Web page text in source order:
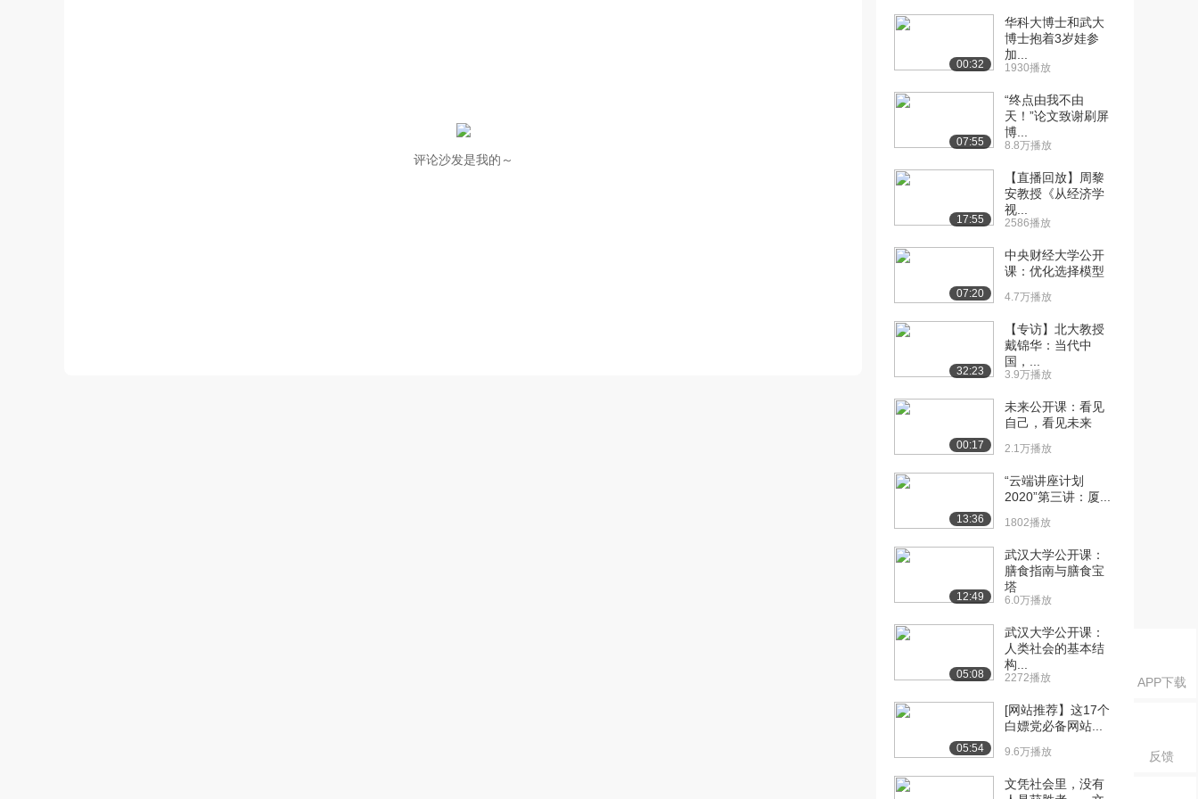
APP下载
反馈
评论沙发是我的～
[10] 武汉大学公开课：防
07:33
[11] 武汉大学公开课：防
[12] 武汉大学公开课：时
04:34
尚大师为你支招二
尚大师为你支招三
你的健康保驾护航...
[16] 武汉大学公开课：为
你的健康保驾护航...
[17] 武汉大学公开课：为
你的健康保驾护航...
2.0万播放
[18] 武汉大学公开课：为
2.1万播放
[19] 武汉大学公开课：畅
2.3万播放
[20] 武汉大学公开课：畅
行万里路二
2.0万播放
00:32
华科大博士和武大
博士抱着3岁娃参
加...
1930播放
07:55
“终点由我不由
天！”论文致谢刷屏
博...
8.8万播放
17:55
【直播回放】周黎
安教授《从经济学
视...
2586播放
07:20
中央财经大学公开
课：优化选择模型
4.7万播放
32:23
【专访】北大教授
戴锦华：当代中
国，...
3.9万播放
00:17
未来公开课：看见
自己，看见未来
2.1万播放
13:36
“云端讲座计划
2020”第三讲：厦...
1802播放
12:49
武汉大学公开课：
膳食指南与膳食宝
塔
6.0万播放
05:08
武汉大学公开课：
人类社会的基本结
构...
2272播放
05:54
[网站推荐】这17个
白嫖党必备网站...
9.6万播放
文凭社会里，没有